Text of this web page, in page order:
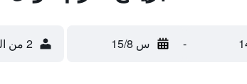
- س 15/8 2 من الضيوف، غرفة واحدة